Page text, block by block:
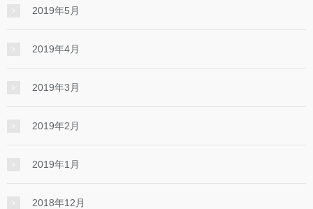
2019年5月
2019年4月
2019年3月
2019年2月
2019年1月
2018年12月